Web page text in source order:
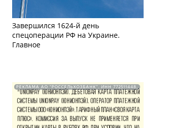
Завершился 1624-й день
спецоперации РФ на Украине.
Главное
РЕКЛАМА АО "РОССЕЛЬХОЗБАНК". ИНН 772511448.